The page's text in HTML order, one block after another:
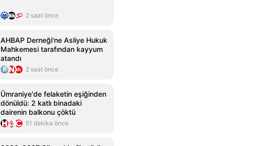
2 saat önce
AHBAP Derneği'ne Asliye Hukuk
Mahkemesi tarafından kayyum
atandı
2 saat önce
Ümraniye'de felaketin eşiğinden
dönüldü: 2 katlı binadaki
dairenin balkonu çöktü
51 dakika önce